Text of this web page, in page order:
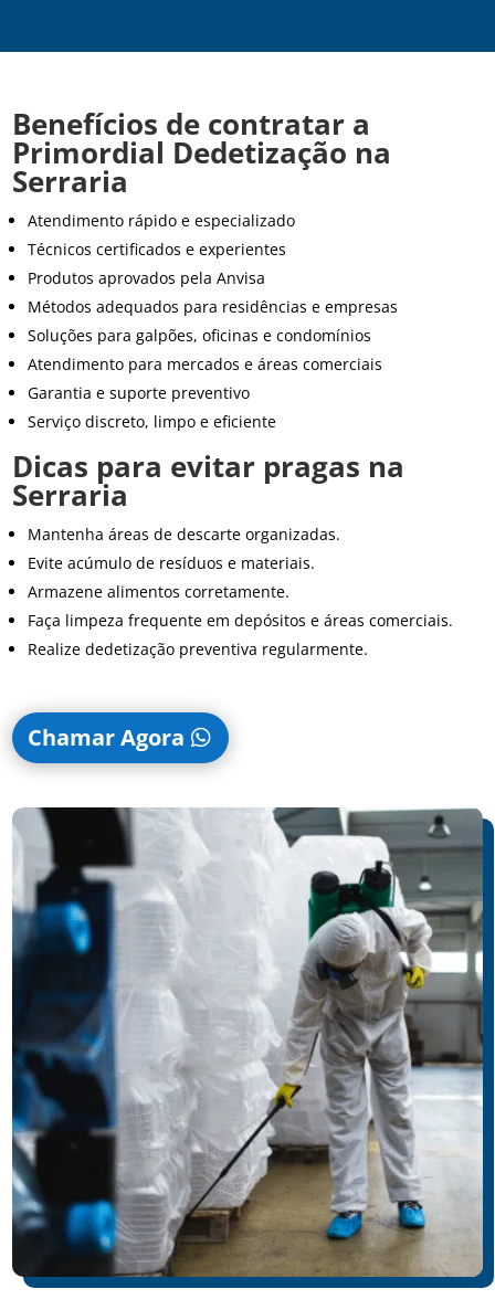
Benefícios de contratar a
Primordial Dedetização na
Serraria
Atendimento rápido e especializado
Técnicos certificados e experientes
Produtos aprovados pela Anvisa
Métodos adequados para residências e empresas
Soluções para galpões, oficinas e condomínios
Atendimento para mercados e áreas comerciais
Garantia e suporte preventivo
Serviço discreto, limpo e eficiente
Dicas para evitar pragas na
Serraria
Mantenha áreas de descarte organizadas.
Evite acúmulo de resíduos e materiais.
Armazene alimentos corretamente.
Faça limpeza frequente em depósitos e áreas comerciais.
Realize dedetização preventiva regularmente.
Chamar Agora